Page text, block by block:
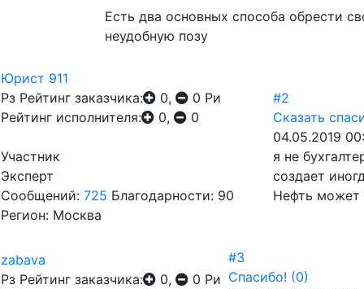
Есть два основных способа обрести
неудобную позу
Юрист 911
Рз Рейтинг заказчика: 0, 0 Ри
Рейтинг исполнителя:
0, 0
Участник
Эксперт
Сообщений: 725 Благодарности: 90
Регион: Москва
#2
Сказать
04.05.2019
я не
создает
Нефть может
zabava
Рз Рейтинг заказчика: 0, 0 Ри
#3
Спасибо! (0)